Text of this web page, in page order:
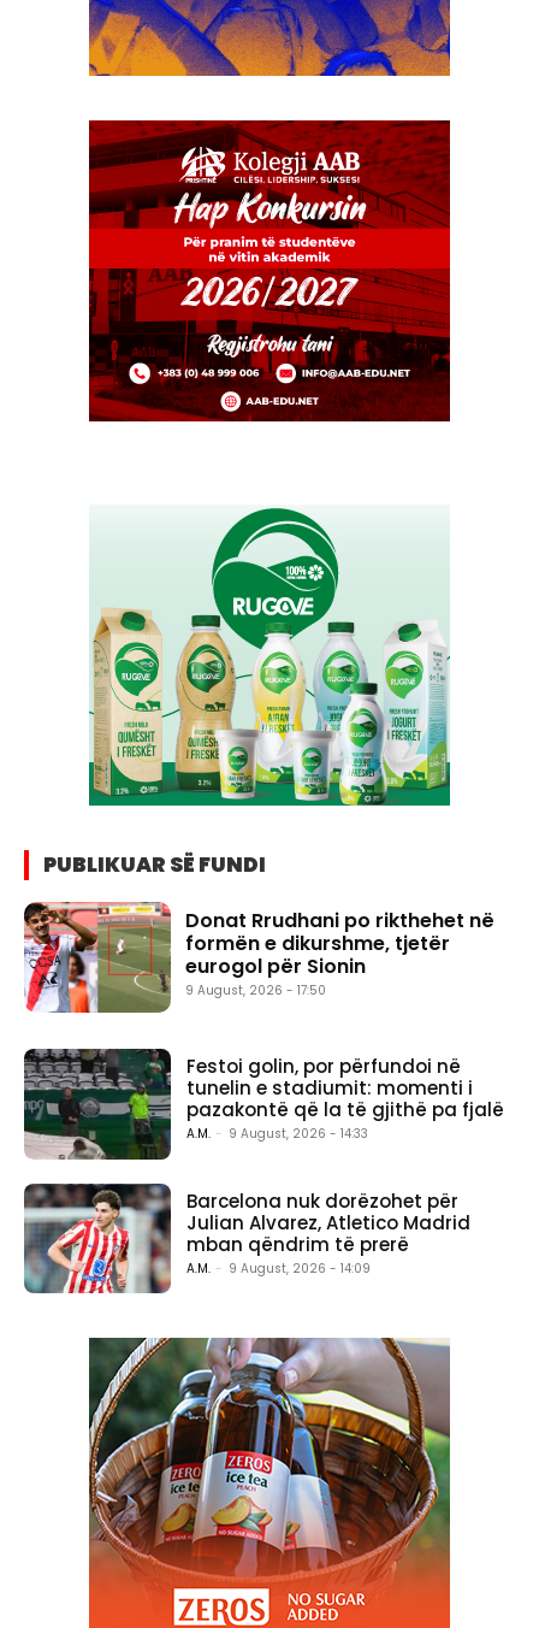
PUBLIKUAR SË FUNDI
Donat Rrudhani po rikthehet në
formën e dikurshme, tjetër
eurogol për Sionin
9 August, 2026 - 17:50
Festoi golin, por përfundoi në
tunelin e stadiumit: momenti i
pazakontë që la të gjithë pa fjalë
A.M. - 9 August, 2026 - 14:33
Barcelona nuk dorëzohet për
Julian Alvarez, Atletico Madrid
mban qëndrim të prerë
A.M. - 9 August, 2026 - 14:09